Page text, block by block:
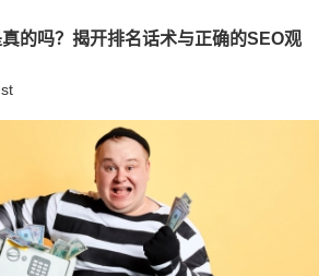
的吗？揭开排名话术与正确的SEO观